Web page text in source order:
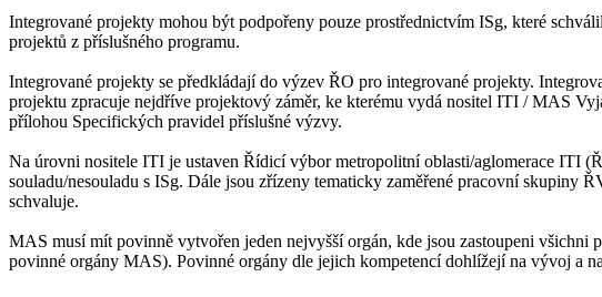
Integrované projekty mohou být podpořeny pouze prostřednictvím ISg, které
projektů z příslušného programu.
Integrované projekty se předkládají do výzev ŘO pro integrované projekty.
projektu zpracuje nejdříve projektový záměr, ke kterému vydá nositel ITI / MAS
přílohou Specifických pravidel příslušné výzvy.
Na úrovni nositele ITI je ustaven Řídicí výbor metropolitní oblasti/aglomerace ITI
souladu/nesouladu s ISg. Dále jsou zřízeny tematicky zaměřené pracovní
schvaluje.
MAS musí mít povinně vytvořen jeden nejvyšší orgán, kde jsou zastoupeni
povinné orgány MAS). Povinné orgány dle jejich kompetencí dohlížejí na vývoj a